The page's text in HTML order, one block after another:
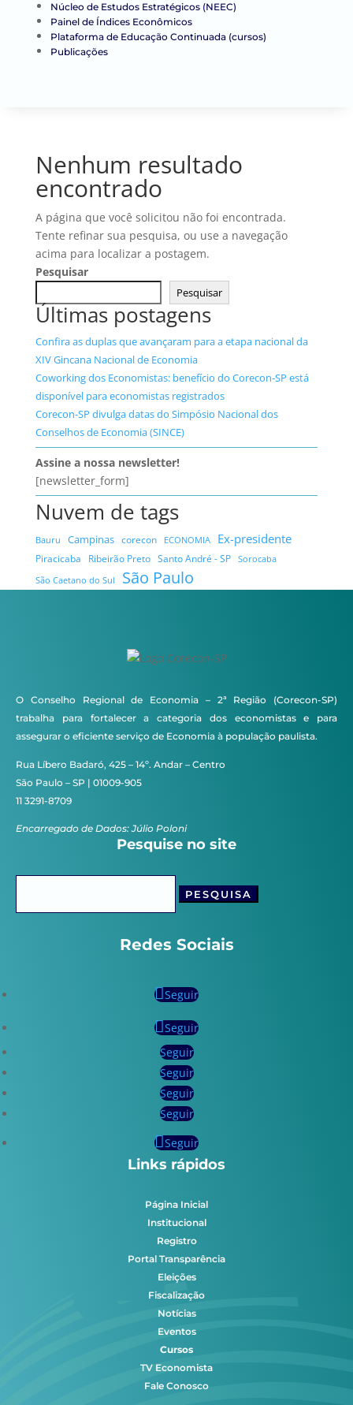
Núcleo de Estudos Estratégicos (NEEC)
Painel de Índices Econômicos
Plataforma de Educação Continuada (cursos)
Publicações
Nenhum resultado
encontrado
A página que você solicitou não foi encontrada.
Tente refinar sua pesquisa, ou use a navegação
acima para localizar a postagem.
Pesquisar
Pesquisar
Últimas postagens
Confira as duplas que avançaram para a etapa nacional da
XIV Gincana Nacional de Economia
Coworking dos Economistas: benefício do Corecon-SP está
disponível para economistas registrados
Corecon-SP divulga datas do Simpósio Nacional dos
Conselhos de Economia (SINCE)
Assine a nossa newsletter!
[newsletter_form]
Nuvem de tags
Bauru Campinas corecon ECONOMIA Ex-presidente
Piracicaba Ribeirão Preto Santo André - SP
Sorocaba
São Caetano do Sul
São Paulo
O Conselho Regional de Economia – 2ª Região (Corecon-SP)
trabalha para fortalecer a categoria dos economistas e para
assegurar o eficiente serviço de Economia à população paulista.
Rua Líbero Badaró, 425 – 14º. Andar – Centro
São Paulo – SP | 01009-905
11 3291-8709
Encarregado de Dados: Júlio Poloni
Pesquise no site
Redes Sociais
Seguir
Seguir
Seguir
Seguir
Seguir
Seguir
Seguir
Links rápidos
Página Inicial
Institucional
Registro
Portal Transparência
Eleições
Fiscalização
Notícias
Eventos
Cursos
TV Economista
Fale Conosco